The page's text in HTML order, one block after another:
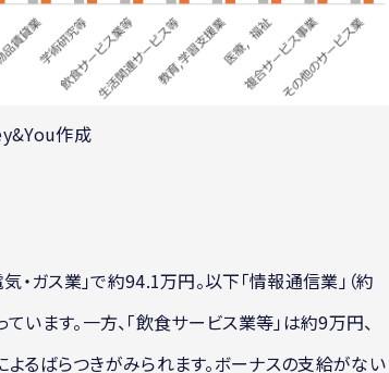
作成
ガス業」で約94.1万円。以下「情報通信業」（約
います。一方、「飲食サービス業等」は約9万円、
るばらつきがみられます。ボーナスの支給がない